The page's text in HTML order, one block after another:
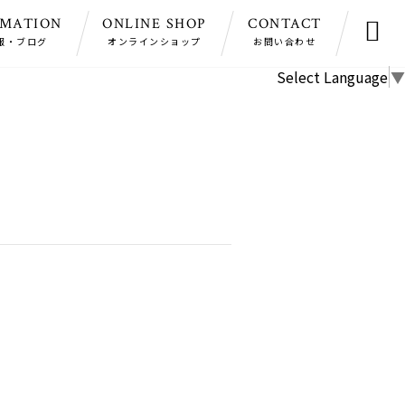
・ブログ
ONLINE SHOP
オンラインショップ
CONTACT
お問い合わせ 
Select Language▼